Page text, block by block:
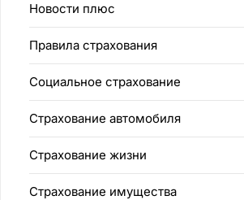
Новости плюс
Правила страхования
Социальное страхование
Страхование автомобиля
Страхование жизни
Страхование имущества